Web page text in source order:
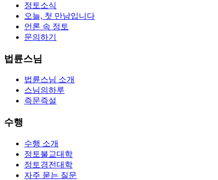
정토소식
오늘, 첫 만남입니다
언론 속 정토
문의하기
법륜스님
법륜스님 소개
스님의하루
즉문즉설
수행
수행 소개
정토불교대학
정토경전대학
자주 묻는 질문